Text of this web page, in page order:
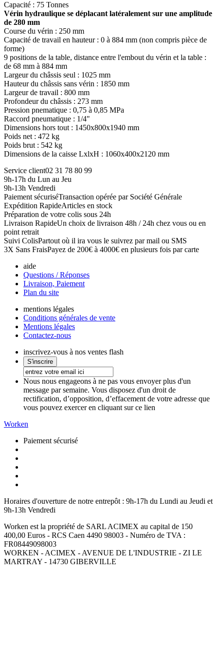
Capacité : 75 Tonnes
Vérin hydraulique se déplacant latéralement sur une amplitude
de 280 mm
Course du vérin : 250 mm
Capacité de travail en hauteur : 0 à 884 mm (non compris pièce de
forme)
9 positions de la table, distance entre l'embout du vérin et la table :
de 68 mm à 884 mm
Largeur du châssis seul : 1025 mm
Hauteur du châssis sans vérin : 1850 mm
Largeur de travail : 800 mm
Profondeur du châssis : 273 mm
Pression pnematique : 0,75 à 0,85 MPa
Raccord pneumatique : 1/4"
Dimensions hors tout : 1450x800x1940 mm
Poids net : 472 kg
Poids brut : 542 kg
Dimensions de la caisse LxlxH : 1060x400x2120 mm
Service client02 31 78 80 99
9h-17h du Lun au Jeu
9h-13h Vendredi
Paiement sécuriséTransaction opérée par Société Générale
Expédition RapideArticles en stock
Préparation de votre colis sous 24h
Livraison RapideUn choix de livraison 48h / 24h chez vous ou en
point retrait
Suivi ColisPartout où il ira vous le suivrez par mail ou SMS
3X Sans FraisPayez de 200€ à 4000€ en plusieurs fois par carte
aide
Questions / Réponses
Livraison, Paiement
Plan du site
mentions légales
Conditions générales de vente
Mentions légales
Contactez-nous
inscrivez-vous à nos ventes flash
Nous nous engageons à ne pas vous envoyer plus d'un
message par semaine. Vous disposez d'un droit de
rectification, d’opposition, d’effacement de votre adresse que
vous pouvez exercer en cliquant sur ce lien
Worken
Paiement sécurisé
Horaires d'ouverture de notre entrepôt : 9h-17h du Lundi au Jeudi et
9h-13h Vendredi
Worken est la propriété de SARL ACIMEX au capital de 150
400,00 Euros - RCS Caen 4490 98003 - Numéro de TVA :
FR08449098003
WORKEN - ACIMEX - AVENUE DE L'INDUSTRIE - ZI LE
MARTRAY - 14730 GIBERVILLE